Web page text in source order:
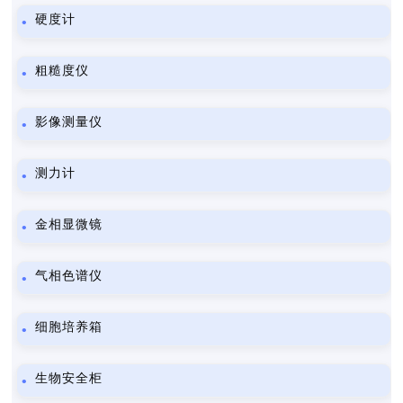
硬度计
粗糙度仪
影像测量仪
测力计
金相显微镜
气相色谱仪
细胞培养箱
生物安全柜